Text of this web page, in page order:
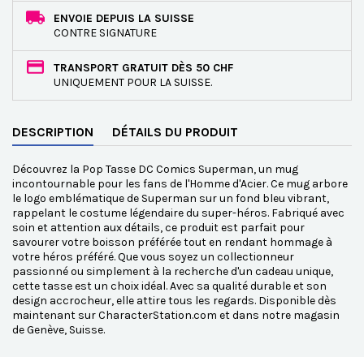
ENVOIE DEPUIS LA SUISSE
CONTRE SIGNATURE
TRANSPORT GRATUIT DÈS 50 CHF
UNIQUEMENT POUR LA SUISSE.
DESCRIPTION DÉTAILS DU PRODUIT
Découvrez la Pop Tasse DC Comics Superman, un mug
incontournable pour les fans de l'Homme d'Acier. Ce mug arbore
le logo emblématique de Superman sur un fond bleu vibrant,
rappelant le costume légendaire du super-héros. Fabriqué avec
soin et attention aux détails, ce produit est parfait pour
savourer votre boisson préférée tout en rendant hommage à
votre héros préféré. Que vous soyez un collectionneur
passionné ou simplement à la recherche d'un cadeau unique,
cette tasse est un choix idéal. Avec sa qualité durable et son
design accrocheur, elle attire tous les regards. Disponible dès
maintenant sur CharacterStation.com et dans notre magasin
de Genève, Suisse.